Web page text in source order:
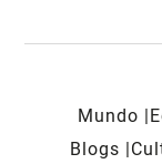
Mundo
Blogs